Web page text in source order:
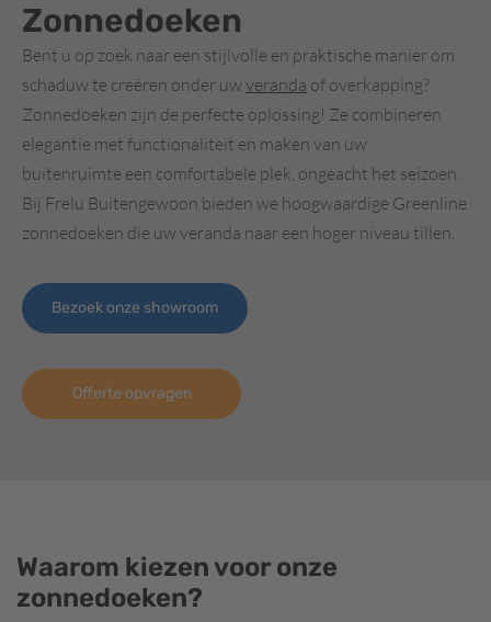
Zonnedoeken
Bent u op zoek naar een stijlvolle en praktische manier om
schaduw te creëren onder uwveranda of overkapping?
Zonnedoeken zijn de perfecte oplossing! Ze combineren
elegantie met functionaliteit en maken van uw
buitenruimte een comfortabele plek, ongeacht het seizoen.
Bij Frelu Buitengewoon bieden we hoogwaardige Greenline
zonnedoeken die uw veranda naar een hoger niveau tillen.
Bezoek onze showroom
Offerte opvragen
Waarom kiezen voor onze
zonnedoeken?